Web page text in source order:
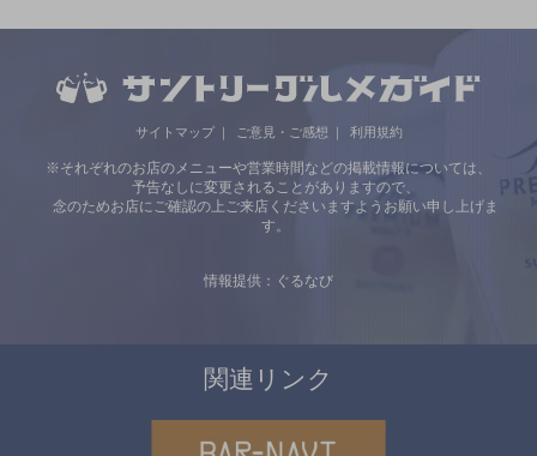
サイトマップ ご意見・ご感想 利用規約
※それぞれのお店のメニューや営業時間などの掲載情報については、
予告なしに変更されることがありますので、
念のためお店にご確認の上ご来店くださいますようお願い申し上げま
す。
情報提供：ぐるなび
関連リンク